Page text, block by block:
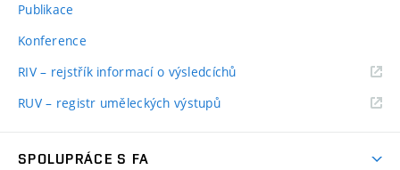
Publikace
Konference
RIV – rejstřík informací o výsledcíchů
RUV – registr uměleckých výstupů
SPOLUPRÁCE S FA